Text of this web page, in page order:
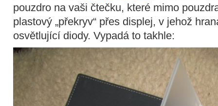
pouzdro na vaši čtečku, které mimo
plastový „překryv“ přes displej, v jehož
osvětlující diody. Vypadá to takhle: